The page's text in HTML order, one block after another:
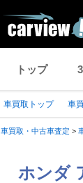
トップ
車買取トップ 車
車買取・中古車査定 >
ホンダ